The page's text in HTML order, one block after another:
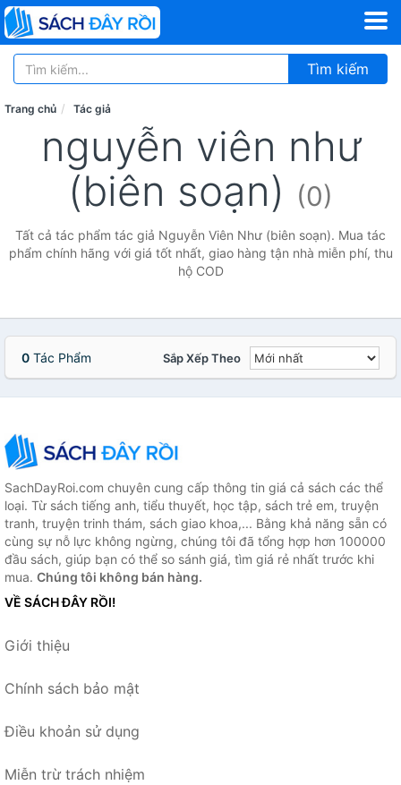
Tìm kiếm
Trang chủ Tác giả
nguyễn viên như
(biên soạn) (0)
Tất cả tác phẩm tác giả Nguyễn Viên Như (biên soạn). Mua tác
phẩm chính hãng với giá tốt nhất, giao hàng tận nhà miễn phí, thu
hộ COD
0 Tác Phẩm Sắp Xếp Theo
SachDayRoi.com chuyên cung cấp thông tin giá cả sách các thể
loại. Từ sách tiếng anh, tiểu thuyết, học tập, sách trẻ em, truyện
tranh, truyện trinh thám, sách giao khoa,... Bằng khả năng sẵn có
cùng sự nỗ lực không ngừng, chúng tôi đã tổng hợp hơn 100000
đầu sách, giúp bạn có thể so sánh giá, tìm giá rẻ nhất trước khi
mua. Chúng tôi không bán hàng.
VỀ SÁCH ĐÂY RỒI!
Giới thiệu
Chính sách bảo mật
Điều khoản sử dụng
Miễn trừ trách nhiệm